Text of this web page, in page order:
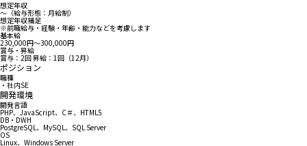
想定年収
〜（給与形態：月給制）
想定年収補足
※前職給与・経験・年齢・能力などを考慮します
基本給
230,000円〜300,000円
賞与・昇給
賞与：2回 昇給：1回（12月）
ポジション
職種
・社内SE
開発環境
開発言語
PHP、JavaScript、C＃、HTML5
DB・DWH
PostgreSQL、MySQL、SQL Server
OS
Linux、Windows Server